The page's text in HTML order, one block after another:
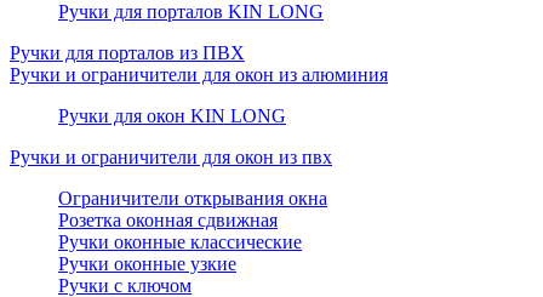
Ручки для порталов KIN LONG
Ручки для порталов из ПВХ
Ручки и ограничители для окон из алюминия
Ручки для окон KIN LONG
Ручки и ограничители для окон из пвх
Ограничители открывания окна
Розетка оконная сдвижная
Ручки оконные классические
Ручки оконные узкие
Ручки с ключом